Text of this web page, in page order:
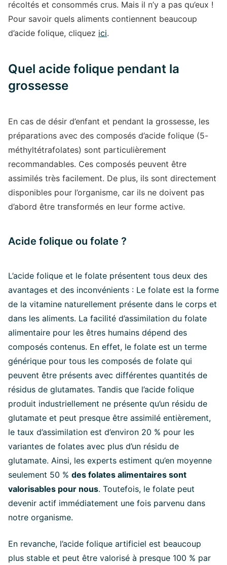
récoltés et consommés crus. Mais il n’y a pas qu’eux !
Pour savoir quels aliments contiennent beaucoup
d’acide folique, cliquez ici.
Quel acide folique pendant la
grossesse
En cas de désir d’enfant et pendant la grossesse, les
préparations avec des composés d’acide folique (5-
méthyltétrafolates) sont particulièrement
recommandables. Ces composés peuvent être
assimilés très facilement. De plus, ils sont directement
disponibles pour l’organisme, car ils ne doivent pas
d’abord être transformés en leur forme active.
Acide folique ou folate ?
L’acide folique et le folate présentent tous deux des
avantages et des inconvénients : Le folate est la forme
de la vitamine naturellement présente dans le corps et
dans les aliments. La facilité d’assimilation du folate
alimentaire pour les êtres humains dépend des
composés contenus. En effet, le folate est un terme
générique pour tous les composés de folate qui
peuvent être présents avec différentes quantités de
résidus de glutamates. Tandis que l’acide folique
produit industriellement ne présente qu’un résidu de
glutamate et peut presque être assimilé entièrement,
le taux d’assimilation est d’environ 20 % pour les
variantes de folates avec plus d’un résidu de
glutamate. Ainsi, les experts estiment qu’en moyenne
seulement 50 % des folates alimentaires sont
valorisables pour nous. Toutefois, le folate peut
devenir actif immédiatement une fois parvenu dans
notre organisme.
En revanche, l’acide folique artificiel est beaucoup
plus stable et peut être valorisé à presque 100 % par